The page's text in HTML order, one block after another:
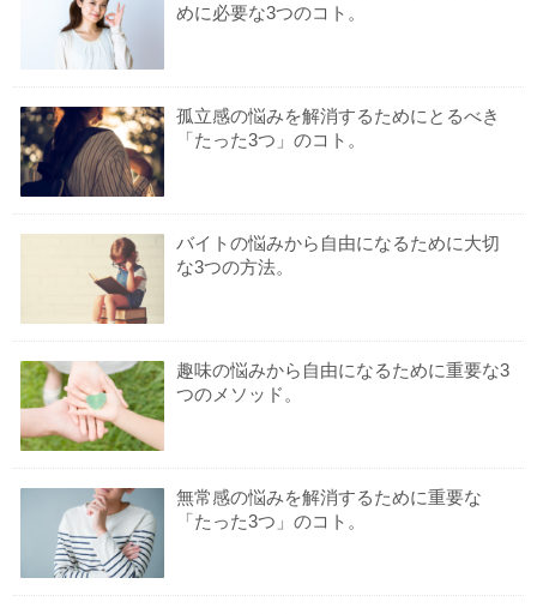
めに必要な3つのコト。
孤立感の悩みを解消するためにとるべき
「たった3つ」のコト。
バイトの悩みから自由になるために大切
な3つの方法。
趣味の悩みから自由になるために重要な3
つのメソッド。
無常感の悩みを解消するために重要な
「たった3つ」のコト。